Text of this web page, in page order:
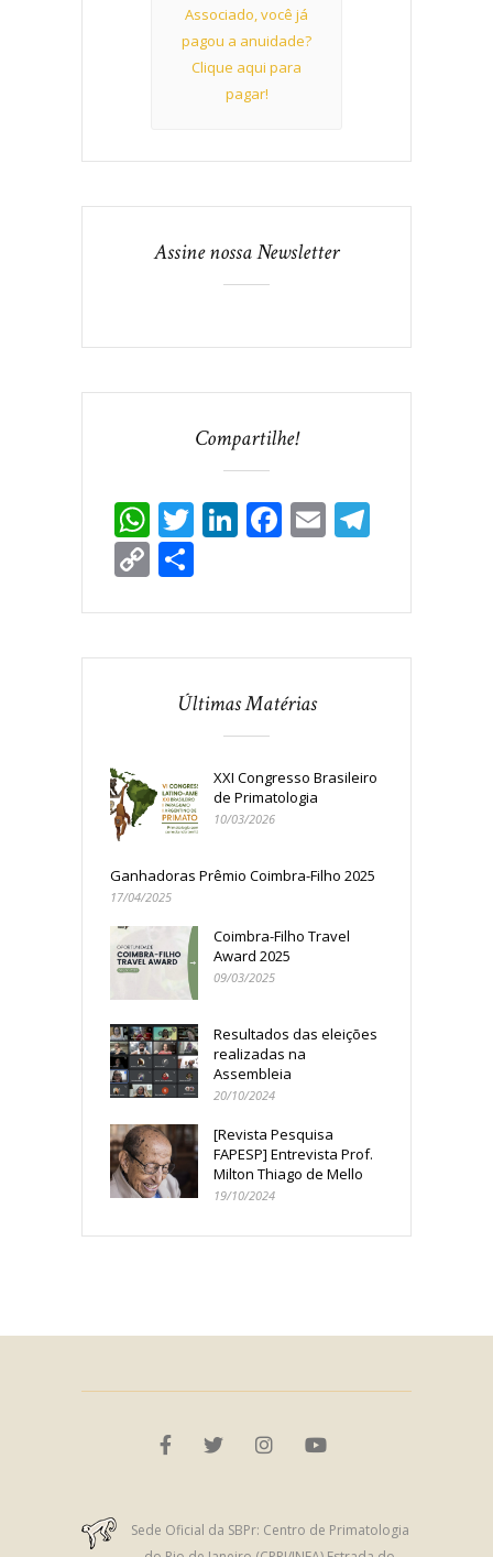
Associado, você já
pagou a anuidade?
Clique aqui para
pagar!
Assine nossa Newsletter
Compartilhe!
WhatsApp
Twitter
LinkedIn
Facebook
Email
Copy
Últimas Matérias
XXI Congresso Brasileiro
de Primatologia
10/03/2026
Ganhadoras Prêmio Coimbra-Filho 2025
17/04/2025
Coimbra-Filho Travel
Award 2025
09/03/2025
Resultados das eleições
realizadas na
Assembleia
20/10/2024
[Revista Pesquisa
FAPESP] Entrevista Prof.
Milton Thiago de Mello
19/10/2024
Sede Oficial da SBPr: Centro de Primatologia